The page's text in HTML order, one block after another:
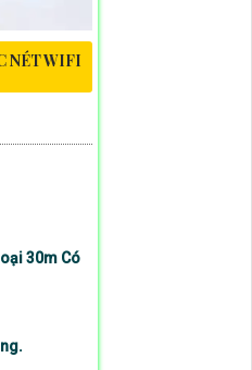
NÉT WIFI
30m Có